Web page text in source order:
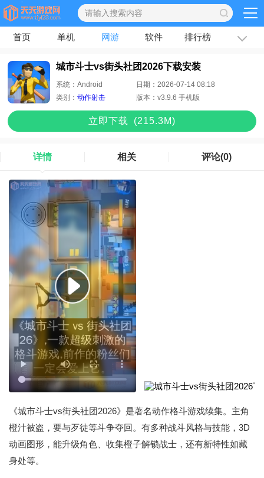
首页 单机 网游 软件 排行榜 专题
城市斗士vs街头社团2026下载安装
系统：Android 日期：2026-07-14 08:18
类别：动作射击 版本：v3.9.6 手机版
立即下载 (215.3M)
详情 相关 评论(0)
《城市斗士vs街头社团2026》是著名动作格斗游戏续集。主角
橙汁被盗，要与歹徒等斗争夺回。有多种战斗风格与技能，3D
动画图形，能升级角色、收集橙子解锁战士，还有新特性如藏
身处等。